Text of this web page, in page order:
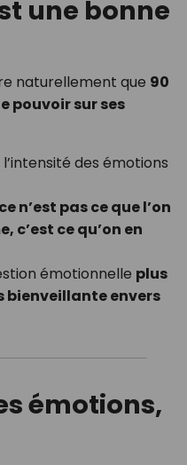
une bonne
naturellement que 90
pouvoir sur ses
des émotions
ce n’est pas ce que l’on
c’est ce qu’on en
émotionnelle plus
bienveillante envers
émotions,